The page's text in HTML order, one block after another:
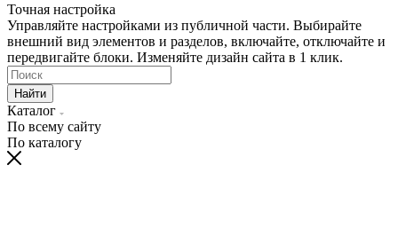
Точная настройка
Управляйте настройками из публичной части. Выбирайте
внешний вид элементов и разделов, включайте, отключайте и
передвигайте блоки. Изменяйте дизайн сайта в 1 клик.
Найти
Каталог
По всему сайту
По каталогу